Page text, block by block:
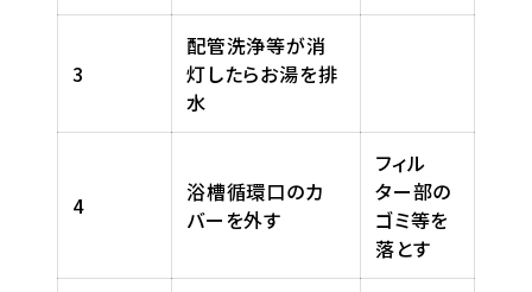
3
配管洗浄等が消
灯したらお湯を排
水
4
浴槽循環口のカ
バーを外す
フィル
ター部の
ゴミ等を
落とす